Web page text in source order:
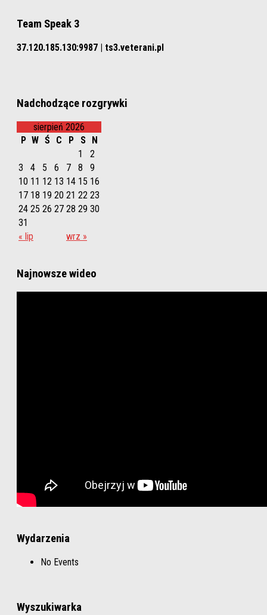
Team Speak 3
37.120.185.130:9987 | ts3.veterani.pl
Nadchodzące rozgrywki
sierpień 2026
P W Ś C P S
N
1
2
3
4 5 6 7 8
9
10 11 12 13 14 15 16
17 18 19 20 21 22 23
24 25 26 27 28 29 30
31
« lip
wrz »
Najnowsze wideo
Wydarzenia
No Events
Wyszukiwarka